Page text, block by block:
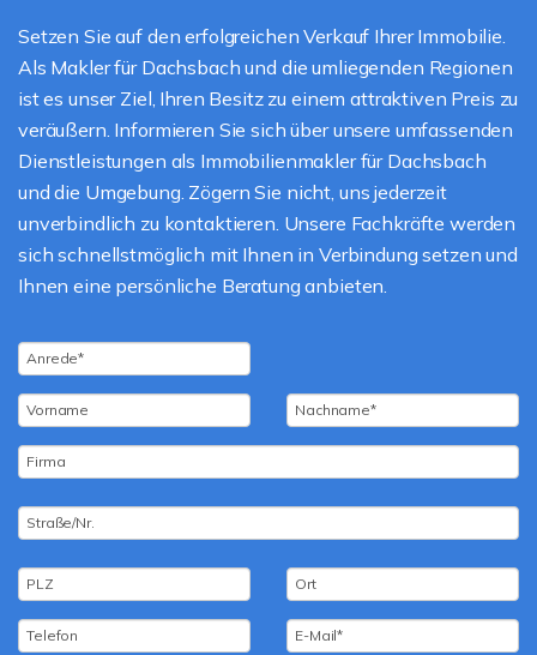
Setzen Sie auf den erfolgreichen Verkauf Ihrer Immobilie.
Als Makler für Dachsbach und die umliegenden Regionen
ist es unser Ziel, Ihren Besitz zu einem attraktiven Preis zu
veräußern. Informieren Sie sich über unsere umfassenden
Dienstleistungen als Immobilienmakler für Dachsbach
und die Umgebung. Zögern Sie nicht, uns jederzeit
unverbindlich zu kontaktieren. Unsere Fachkräfte werden
sich schnellstmöglich mit Ihnen in Verbindung setzen und
Ihnen eine persönliche Beratung anbieten.